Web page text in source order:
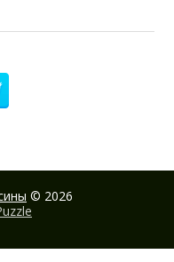
© 2026